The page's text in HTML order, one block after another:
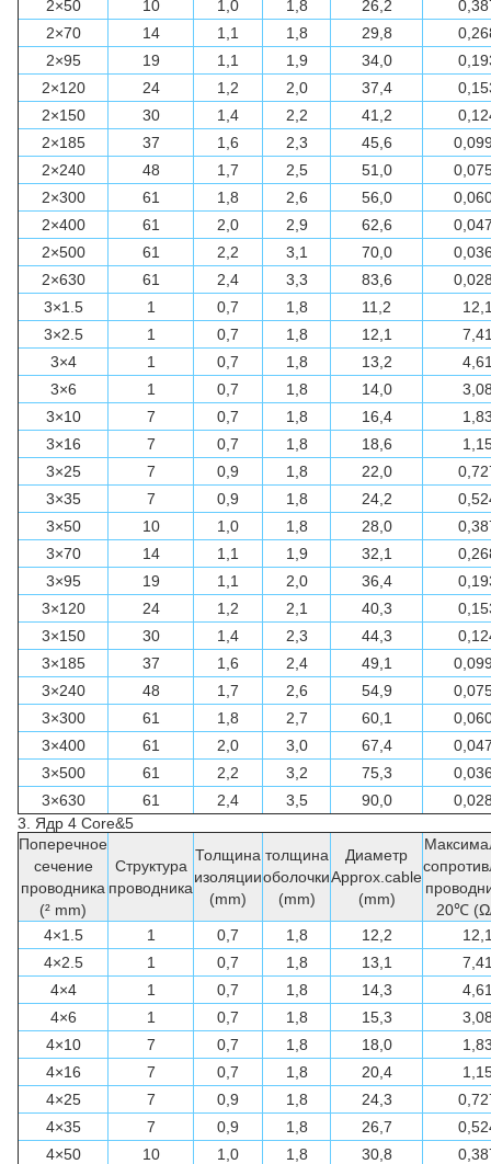
2×50 10 1,0 1,8 26,2
2×70
14 1,1 1,8 29,8
2×95
19 1,1 1,9 34,0
2×120
24 1,2 2,0 37,4
2×150
30 1,4 2,2 41,2
2×185
37 1,6 2,3 45,6
2×240
48 1,7 2,5 51,0
2×300
61 1,8 2,6 56,0
2×400
61 2,0 2,9 62,6
2×500
61 2,2 3,1 70,0
2×630
61 2,4 3,3 83,6
3×1.5
1 0,7 1,8 11,2
3×2.5
1 0,7 1,8 12,1
3×4
1 0,7 1,8 13,2
3×6
1 0,7 1,8 14,0
3×10
7 0,7 1,8 16,4
3×16
7 0,7 1,8 18,6
3×25
7 0,9 1,8 22,0
3×35
7 0,9 1,8 24,2
3×50
10 1,0 1,8 28,0
3×70
14 1,1 1,9 32,1
3×95
19 1,1 2,0 36,4
3×120
24 1,2 2,1 40,3
3×150
30 1,4 2,3 44,3
3×185
37 1,6 2,4 49,1
3×240
48 1,7 2,6 54,9
3×300
61 1,8 2,7 60,1
3×400
61 2,0 3,0 67,4
3×500
61 2,2 3,2 75,3
3×630
61 2,4 3,5 90,0
3. Ядр 4 Core&5
Поперечное
сечение
проводника
(² mm)
Структура
проводника
Толщина
изоляции
(mm)
толщина
оболочки
(mm)
Диаметр
Approx.cable
(mm)
20℃
4×1.5
1 0,7 1,8 12,2
4×2.5
1 0,7 1,8 13,1
4×4
1 0,7 1,8 14,3
4×6
1 0,7 1,8 15,3
4×10
7 0,7 1,8 18,0
4×16
7 0,7 1,8 20,4
4×25
7 0,9 1,8 24,3
4×35
7 0,9 1,8 26,7
4×50
10 1,0 1,8 30,8